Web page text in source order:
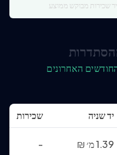
שכירות מבוקש ממוצע
יד שניה שכירות
1.39 מ׳ ₪
-